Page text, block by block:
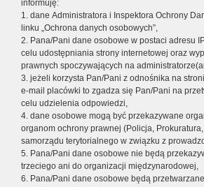
informuję:
1. dane Administratora i Inspektora Ochrony
linku „Ochrona danych osobowych”,
2. Pana/Pani dane osobowe w postaci adresu
celu udostępniania strony internetowej oraz
prawnych spoczywających na
3. jeżeli korzysta Pan/Pani z odnośnika na
e-mail placówki to zgadza się Pan/Pani na
celu udzielenia odpowiedzi,
4. dane osobowe mogą być przekazywane
organom ochrony prawnej (Policja,
samorządu terytorialnego w związku z
5. Pana/Pani dane osobowe nie będą
trzeciego ani do organizacji międzynarodowej,
6. Pana/Pani dane osobowe będą